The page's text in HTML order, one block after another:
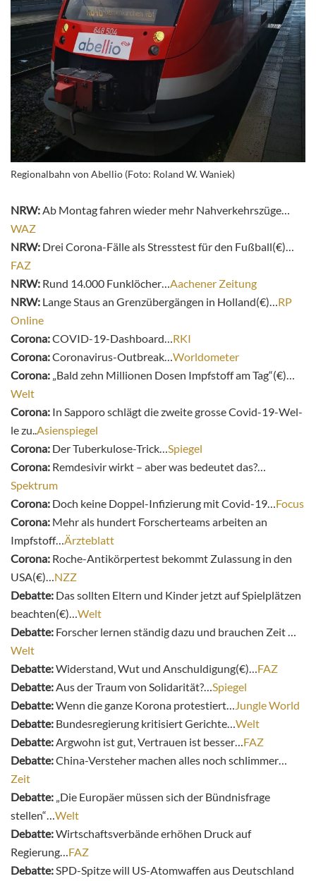
Regionalbahn von Abellio (Foto: Roland W. Waniek)
NRW:Ab Montag fahren wieder mehr Nahverkehrszüge…
WAZ
NRW: Drei Corona-Fälle als Stresstest für den Fußball(€)…
FAZ
NRW: Rund 14.000 Funklöcher…Aachener Zeitung
NRW: Lange Staus an Grenzübergängen in Holland(€)…RP
Online
Corona:COVID-19-Dashboard…RKI
Corona:Coronavirus-Outbreak…Worldometer
Corona: „Bald zehn Millionen Dosen Impfstoff am Tag“(€)…
Welt
Corona: In Sap­po­ro schlägt die zwei­te gros­se Covid-19-Wel­
le zu..Asienspiegel
Corona: Der Tuberkulose-Trick…Spiegel
Corona: Remdesivir wirkt – aber was bedeutet das?…
Spektrum
Corona: Doch keine Doppel-Infizierung mit Covid-19…Focus
Corona: Mehr als hundert Forscherteams arbeiten an
Impfstoff…Ärzteblatt
Corona: Roche-Antikörpertest bekommt Zulassung in den
USA(€)…NZZ
Debatte: Das sollten Eltern und Kinder jetzt auf Spielplätzen
beachten(€)…Welt
Debatte: Forscher lernen ständig dazu und brauchen Zeit …
Welt
Debatte:Widerstand, Wut und Anschuldigung(€)…FAZ
Debatte:Aus der Traum von Solidarität?…Spiegel
Debatte:Wenn die ganze Korona protestiert…Jungle World
Debatte: Bundesregierung kritisiert Gerichte…Welt
Debatte:Argwohn ist gut, Vertrauen ist besser…FAZ
Debatte:China-Versteher machen alles noch schlimmer…
Zeit
Debatte: „Die Europäer müssen sich der Bündnisfrage
stellen“…Welt
Debatte:Wirtschaftsverbände erhöhen Druck auf
Regierung…FAZ
Debatte:SPD-Spitze will US-Atomwaffen aus Deutschland